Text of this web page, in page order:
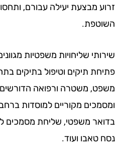
מבצעת יעילה עבורם, ותחסוך
שליחויות משפטיות מגוונים
תיקים וטיפול בתיקים
משטרה ורפואה הדורשים
מקוריים למוסדות ברחבי
משפטי, שליחת מסמכים
טאבו ועוד.